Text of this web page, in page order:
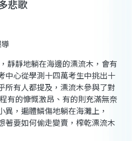
悲歌
靜地躺在海邊的漂流木，會有
中心從學測十四萬考生中挑出十
所有人都提及，漂流木參與了對
有的慷慨激昂、有的則充滿無奈
異，遍體鱗傷地躺在海灘上，
著要如何偷走變賣，榨乾漂流木